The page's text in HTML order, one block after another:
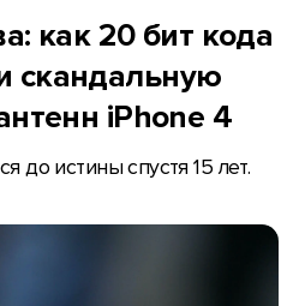
как 20 бит кода
скандальную
iPhone 4
до истины спустя 15 лет.